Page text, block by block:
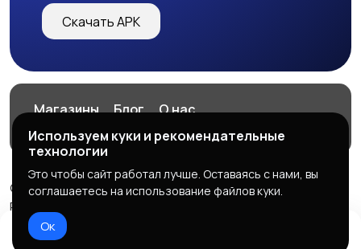
Скачать APK
Магазины Блог
О нас
Служба поддержки
© 2026 VITAGRAM
Powered by LennoX PRO
Правила сервиса
Используем куки и рекомендательные
технологии
Это чтобы сайт работал лучше. Оставаясь с нами, вы
соглашаетесь на использование файлов куки.
Ок